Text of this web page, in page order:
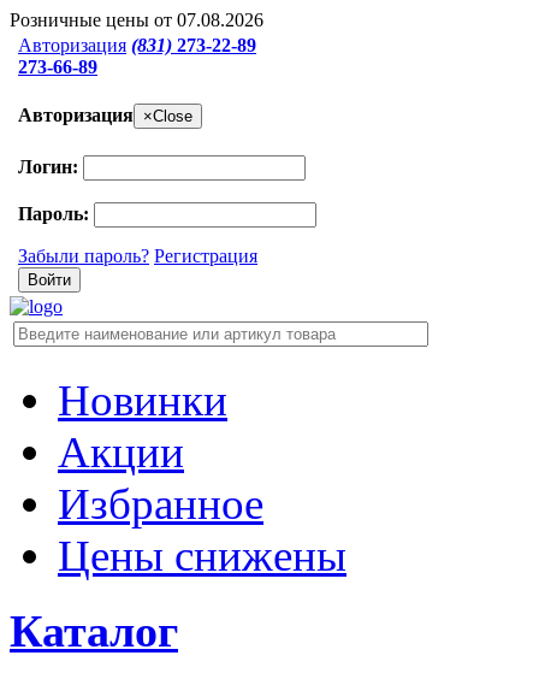
Розничные цены от 07.08.2026
Авторизация (831) 273-22-89
273-66-89
Авторизация ×Close
Логин:
Пароль:
Забыли пароль? Регистрация
Новинки
Акции
Избранное
Цены снижены
Каталог